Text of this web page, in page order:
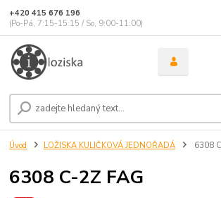
+420 415 676 196
(Po-Pá, 7:15-15:15 / So, 9:00-11:00)
Úvod LOŽISKA KULIČKOVÁ JEDNOŘADÁ 6308
6308 C-2Z FAG